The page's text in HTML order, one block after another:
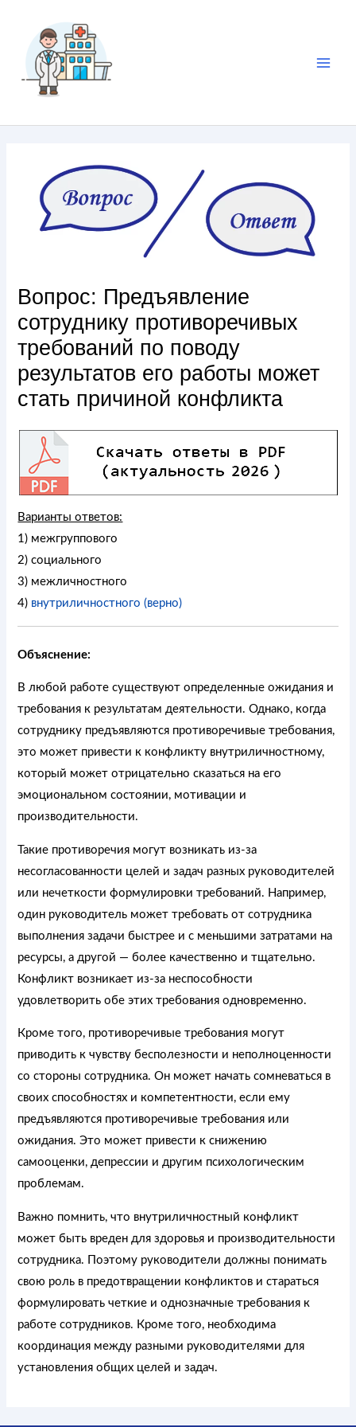
Вопрос: Предъявление
сотруднику противоречивых
требований по поводу
результатов его работы может
стать причиной конфликта
Варианты ответов:
1) межгруппового
2) социального
3) межличностного
4) внутриличностного (верно)
Объяснение:
В любой работе существуют определенные ожидания и
требования к результатам деятельности. Однако, когда
сотруднику предъявляются противоречивые требования,
это может привести к конфликту внутриличностному,
который может отрицательно сказаться на его
эмоциональном состоянии, мотивации и
производительности.
Такие противоречия могут возникать из-за
несогласованности целей и задач разных руководителей
или нечеткости формулировки требований. Например,
один руководитель может требовать от сотрудника
выполнения задачи быстрее и с меньшими затратами на
ресурсы, а другой — более качественно и тщательно.
Конфликт возникает из-за неспособности
удовлетворить обе этих требования одновременно.
Кроме того, противоречивые требования могут
приводить к чувству бесполезности и неполноценности
со стороны сотрудника. Он может начать сомневаться в
своих способностях и компетентности, если ему
предъявляются противоречивые требования или
ожидания. Это может привести к снижению
самооценки, депрессии и другим психологическим
проблемам.
Важно помнить, что внутриличностный конфликт
может быть вреден для здоровья и производительности
сотрудника. Поэтому руководители должны понимать
свою роль в предотвращении конфликтов и стараться
формулировать четкие и однозначные требования к
работе сотрудников. Кроме того, необходима
координация между разными руководителями для
установления общих целей и задач.